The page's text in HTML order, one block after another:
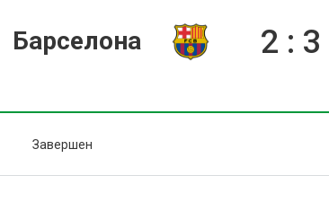
Барселона 2 : 3
Завершен